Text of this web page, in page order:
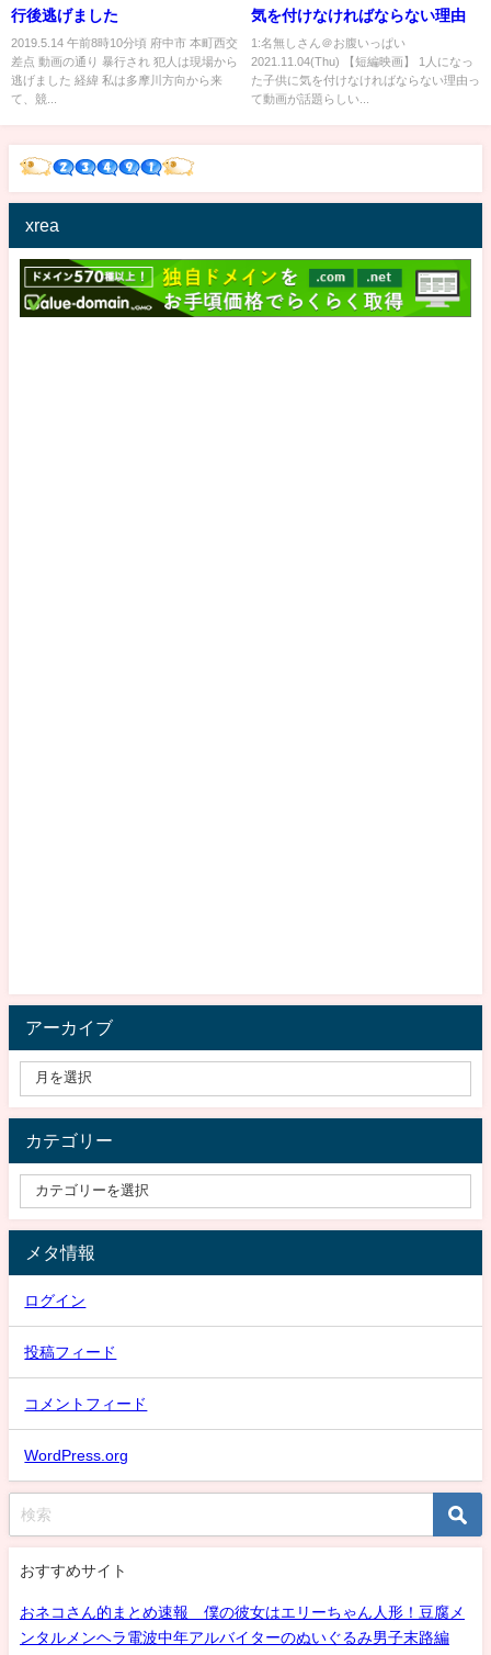
行後逃げました
2019.5.14 午前8時10分頃 府中市 本町西交
差点 動画の通り 暴行され 犯人は現場から
逃げました 経緯 私は多摩川方向から来
て、競...
気を付けなければならない理由
1:名無しさん＠お腹いっぱい
2021.11.04(Thu) 【短編映画】 1人になっ
た子供に気を付けなければならない理由っ
て動画が話題らしい...
xrea
アーカイブ
カテゴリー
メタ情報
ログイン
投稿フィード
コメントフィード
WordPress.org
おすすめサイト
おネコさん的まとめ速報 僕の彼女はエリーちゃん人形！豆腐メ
ンタルメンヘラ電波中年アルバイターのぬいぐるみ男子末路編